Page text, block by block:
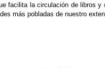
facilita la circulación de libros
más pobladas de nuestro